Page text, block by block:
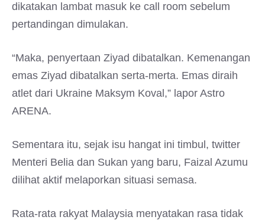
dikatakan lambat masuk ke call room sebelum
pertandingan dimulakan.
“Maka, penyertaan Ziyad dibatalkan. Kemenangan
emas Ziyad dibatalkan serta-merta. Emas diraih
atlet dari Ukraine Maksym Koval,” lapor Astro
ARENA.
Sementara itu, sejak isu hangat ini timbul, twitter
Menteri Belia dan Sukan yang baru, Faizal Azumu
dilihat aktif melaporkan situasi semasa.
Rata-rata rakyat Malaysia menyatakan rasa tidak